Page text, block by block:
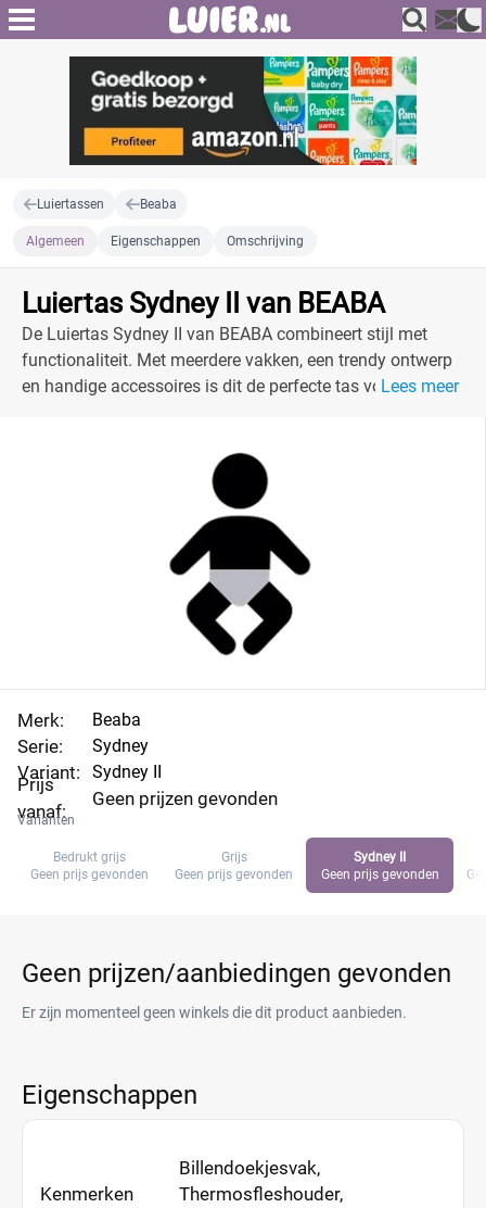
Luiertassen Beaba
Algemeen Eigenschappen Omschrijving
Luiertas Sydney II van BEABA
De Luiertas Sydney II van BEABA combineert stijl met
functionaliteit. Met meerdere vakken, een trendy ontwerp
en handige accessoires is dit de perfecte tas voor elke
Lees meer
Merk:
Serie:
Variant:
Prijs
vanaf:
Beaba
Sydney
Sydney II
Geen prijzen gevonden
Varianten
Bedrukt grijs
Geen prijs gevonden
Grijs
Geen prijs gevonden
Sydney II
Geen prijs gevonden
Geen prijzen/aanbiedingen gevonden
Er zijn momenteel geen winkels die dit product aanbieden.
Eigenschappen
Kenmerken
Billendoekjesvak,
Thermosfleshouder,